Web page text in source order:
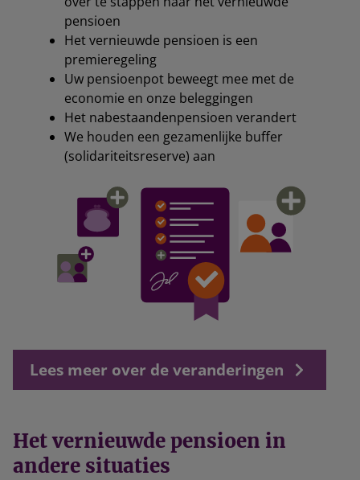
pensioen
Het vernieuwde pensioen is een
premieregeling
Uw pensioenpot beweegt mee met de
economie en onze beleggingen
Het nabestaandenpensioen verandert
We houden een gezamenlijke buffer
(solidariteitsreserve) aan
Lees meer over de veranderingen
Het vernieuwde pensioen in
andere situaties